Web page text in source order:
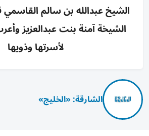
الشيخ عبدالله بن سالم القاسمي
الشيخة آمنة بنت عبدالعزيز
لأسرتها وذويها
الشارقة: «الخليج»